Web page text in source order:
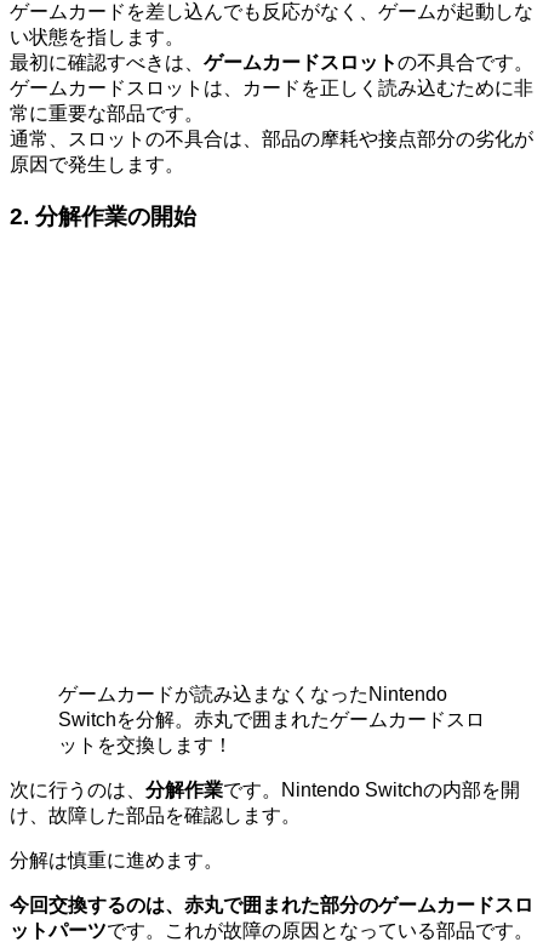
ゲームカードを差し込んでも反応がなく、ゲームが起動しな
い状態を指します。
最初に確認すべきは、 ゲームカードスロットの不具合です。
ゲームカードスロットは、カードを正しく読み込むために非
常に重要な部品です。
通常、スロットの不具合は、部品の摩耗や接点部分の劣化が
原因で発生します。
2. 分解作業の開始
ゲームカードが読み込まなくなったNintendo
Switchを分解。赤丸で囲まれたゲームカードスロ
ットを交換します！
次に行うのは、 分解作業です。Nintendo Switchの内部を開
け、故障した部品を確認します。
分解は慎重に進めます。
今回交換するのは、赤丸で囲まれた部分のゲームカードスロ
ットパーツです。これが故障の原因となっている部品です。